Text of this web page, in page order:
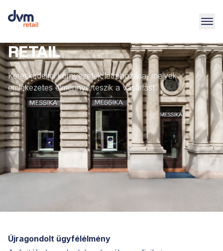
RETAIL
Kereskedelmi környezetek létrehozása, melyek
emlékezetes élménnyé teszik a vásárlást.
Újragondolt ügyfélélmény